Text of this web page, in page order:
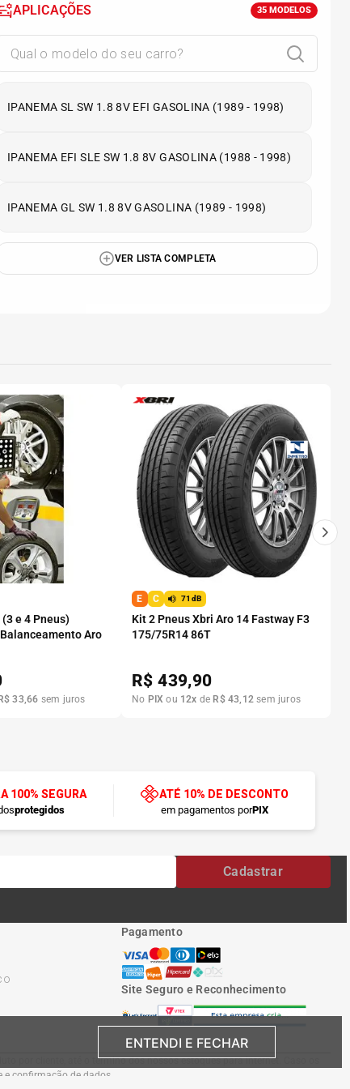
ENTENDI E FECHAR
APLICAÇÕES 35 MODELOS
IPANEMA SL SW 1.8 8V EFI GASOLINA (1989 - 1998)
IPANEMA EFI SLE SW 1.8 8V GASOLINA (1988 - 1998)
IPANEMA GL SW 1.8 8V GASOLINA (1989 - 1998)
VER LISTA COMPLETA
e 4 Pneus)
Aro
R$ 33,66 sem juros
E C 71dB
Kit 2 Pneus Xbri Aro 14 Fastway F3
175/75R14 86T
R$439,90
No PIX ou 12x de R$ 43, 12 sem juros
100% SEGURA
protegidos
ATÉ 10% DE DESCONTO
em pagamentos porPIX
Cadastrar
Pagamento
Site Seguro e Reconhecimento
por cliente, até o término dos nossos estoques para internet. Caso os
confirmação de dados.